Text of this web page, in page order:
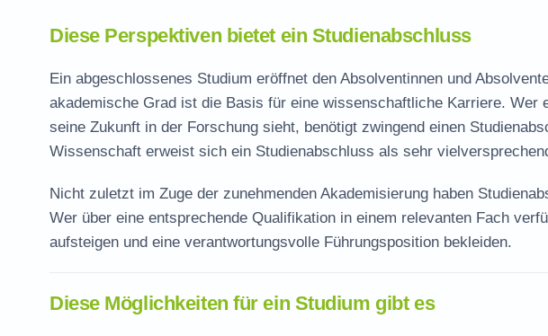
Diese Perspektiven bietet ein Studienabschluss
Ein abgeschlossenes Studium eröffnet den Absolventinnen und
akademische Grad ist die Basis für eine wissenschaftliche Karriere. Wer
seine Zukunft in der Forschung sieht, benötigt zwingend einen
Wissenschaft erweist sich ein Studienabschluss als sehr
Nicht zuletzt im Zuge der zunehmenden Akademisierung haben
Wer über eine entsprechende Qualifikation in einem relevanten Fach
aufsteigen und eine verantwortungsvolle Führungsposition bekleiden.
Diese Möglichkeiten für ein Studium gibt es